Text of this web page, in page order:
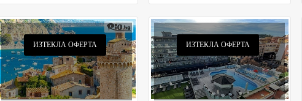
ИЗТЕКЛА ОФЕРТА ИЗТЕКЛА ОФЕРТА